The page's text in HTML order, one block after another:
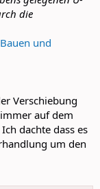
die
und
Verschiebung
auf dem
dachte dass es
um den